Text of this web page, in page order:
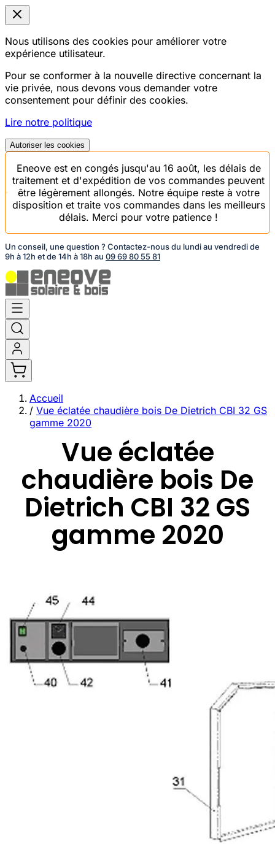
Nous utilisons des cookies pour améliorer votre
expérience utilisateur.
Pour se conformer à la nouvelle directive concernant la
vie privée, nous devons vous demander votre
consentement pour définir des cookies.
Lire notre politique
Autoriser les cookies
Eneove est en congés jusqu'au 16 août, les délais de
traitement et d'expédition de vos commandes peuvent
être légèrement allongés. Notre équipe reste à votre
disposition et traite vos commandes dans les meilleurs
délais. Merci pour votre patience !
Un conseil, une question ? Contactez-nous du lundi au vendredi de
9h à 12h et de 14h à 18h au 09 69 80 55 81
Aller
au
contenu
Accueil
/ Vue éclatée chaudière bois De Dietrich CBI 32 GS
gamme 2020
Vue éclatée
chaudière bois De
Dietrich CBI 32 GS
gamme 2020